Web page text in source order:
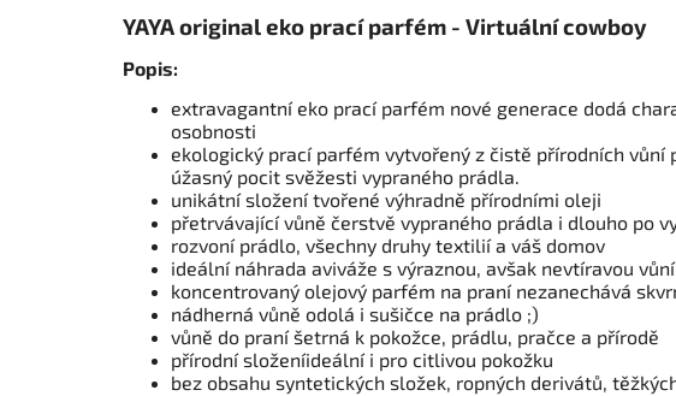
YAYA original eko prací parfém - Virtuální cowboy
Popis:
extravagantní eko prací parfém nové generace dodá
osobnosti
ekologický prací parfém vytvořený z čistě přírodních vůní
úžasný pocit svěžesti vypraného prádla.
unikátní složení tvořené výhradně přírodními oleji
přetrvávající vůně čerstvě vypraného prádla i dlouho po
rozvoní prádlo, všechny druhy textilií a váš domov
ideální náhrada aviváže s výraznou, avšak nevtíravou vůní
koncentrovaný olejový parfém na praní nezanechává
nádherná vůně odolá i sušičce na prádlo ;)
vůně do praní šetrná k pokožce, prádlu, pračce a přírodě
přírodní složeníideální i pro citlivou pokožku
bez obsahu syntetických složek, ropných derivátů,